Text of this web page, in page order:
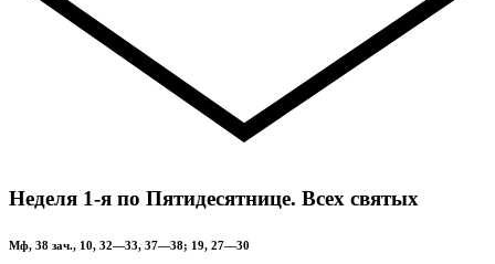
Неделя 1-я по Пятидесятнице. Всех святых
Мф, 38 зач., 10, 32—33, 37—38; 19, 27—30